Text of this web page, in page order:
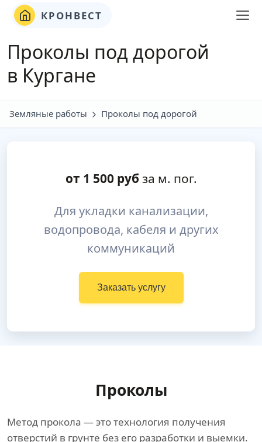
КРОНВЕСТ
Проколы под дорогой
в Кургане
Земляные работы Проколы под дорогой
от 1 500руб за м. пог.
Для укладки канализации,
водопровода, кабеля и других
коммуникаций
Заказать услугу
Проколы
Метод прокола — это технология получения
отверстий в грунте без его разработки и выемки.